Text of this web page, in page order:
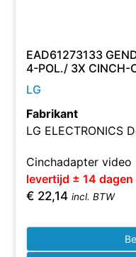
EAD61273133
4-POL./ 3X CINCH-
LG
Fabrikant
LG ELECTRONICS
Cinchadapter video
levertijd ± 14 dagen
€ 22,14 incl. BTW